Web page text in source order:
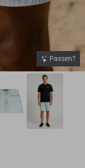
Passen?